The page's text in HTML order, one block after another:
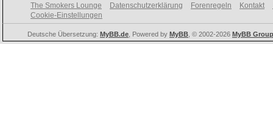
The Smokers Lounge Datenschutzerklärung Forenregeln Kontakt
Cookie-Einstellungen
Deutsche Übersetzung: MyBB.de , Powered by MyBB , © 2002-2026 MyBB Group